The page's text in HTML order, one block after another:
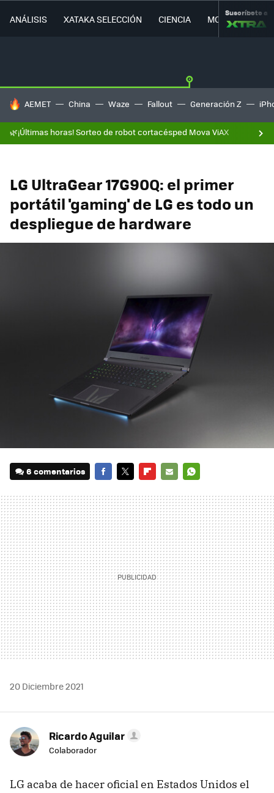
ANÁLISIS XATAKA SELECCIÓN CIENCIA MOVILIDAD
Suscríbete a
HOY SE HABLA DE
AEMET China Waze Fallout Generación Z
🌿¡Últimas horas! Sorteo de robot cortacésped Mova ViAX
LG UltraGear 17G90Q: el primer
portátil 'gaming' de LG es todo un
despliegue de hardware
6 comentarios
MAIL
20 Diciembre 2021
Ricardo Aguilar
Colaborador
LG acaba de hacer oficial en Estados Unidos el